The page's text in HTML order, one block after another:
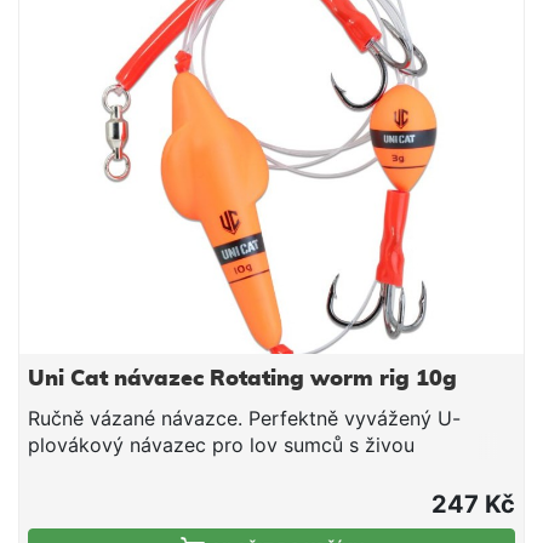
plávky 7,5+2x10 g Délka: 150 cm Síla: 48,40 kg
Háčky: 2x3/0
Uni Cat návazec Rotating worm rig 10g
Ručně vázané návazce. Perfektně vyvážený U-
plovákový návazec pro lov sumců s živou
Návazec pro vznášející se prezentaci žížal nebo
pijavic v málo až středně tekoucích vodách Rotační
247 Kč